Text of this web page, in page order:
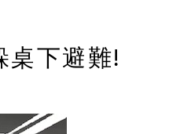
桌下避難!